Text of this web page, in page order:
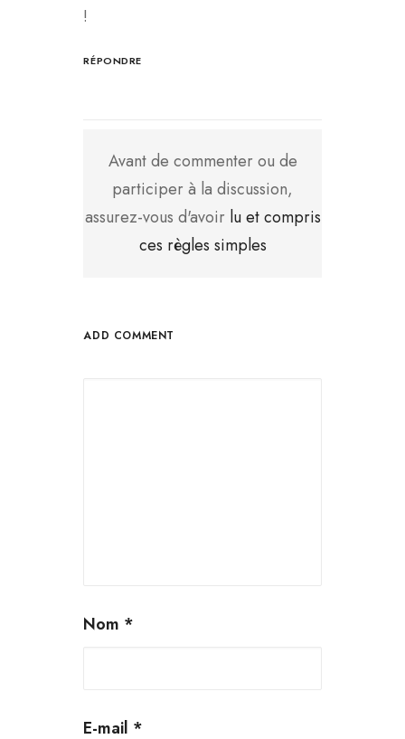
!
RÉPONDRE
Avant de commenter ou de
participer à la discussion,
assurez-vous d'avoir lu et compris
ces règles simples
ADD COMMENT
Nom *
E-mail *